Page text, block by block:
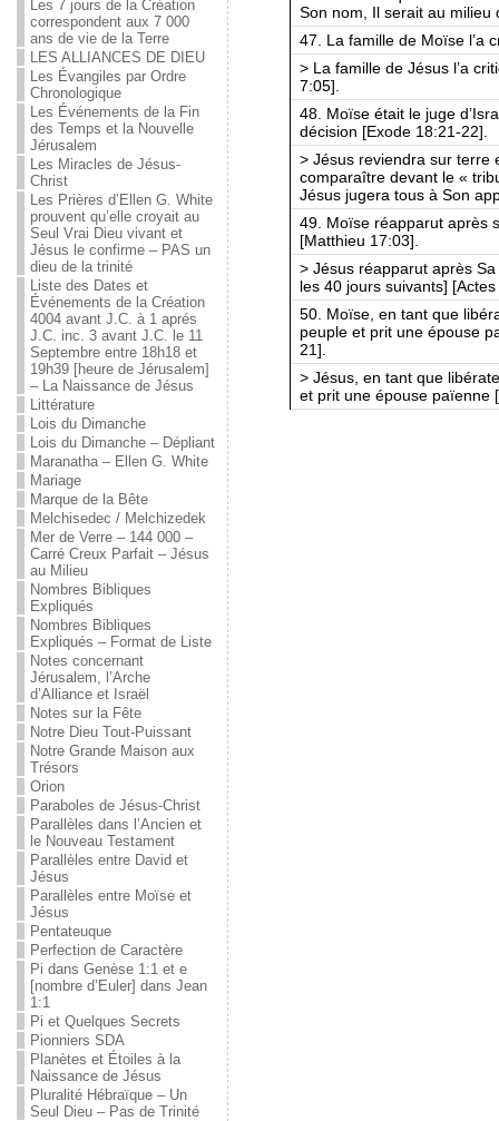
Les 7 jours de la Création
correspondent aux 7 000
ans de vie de la Terre
LES ALLIANCES DE DIEU
Les Évangiles par Ordre
Chronologique
Les Événements de la Fin
des Temps et la Nouvelle
Jérusalem
Les Miracles de Jésus-
Christ
Les Prières d’Ellen G. White
prouvent qu’elle croyait au
Seul Vrai Dieu vivant et
Jésus le confirme – PAS un
dieu de la trinité
Liste des Dates et
Événements de la Création
4004 avant J.C. à 1 aprés
J.C. inc. 3 avant J.C. le 11
Septembre entre 18h18 et
19h39 [heure de Jérusalem]
– La Naissance de Jésus
Littérature
Lois du Dimanche
Lois du Dimanche – Dépliant
Maranatha – Ellen G. White
Mariage
Marque de la Bête
Melchisedec / Melchizedek
Mer de Verre – 144 000 –
Carré Creux Parfait – Jésus
au Milieu
Nombres Bibliques
Expliqués
Nombres Bibliques
Expliqués – Format de Liste
Notes concernant
Jérusalem, l’Arche
d’Alliance et Israël
Notes sur la Fête
Notre Dieu Tout-Puissant
Notre Grande Maison aux
Trésors
Orion
Paraboles de Jésus-Christ
Parallèles dans l’Ancien et
le Nouveau Testament
Parallèles entre David et
Jésus
Parallèles entre Moïse et
Jésus
Pentateuque
Perfection de Caractère
Pi dans Genèse 1:1 et e
[nombre d’Euler] dans Jean
1:1
Pi et Quelques Secrets
Pionniers SDA
Planètes et Étoiles à la
Naissance de Jésus
Pluralité Hébraïque – Un
Seul Dieu – Pas de Trinité
Son nom, Il serait au milieu
47. La famille de Moïse l’a
> La famille de Jésus l’a
7:05].
48. Moïse était le juge
décision [Exode 18:21-22].
> Jésus reviendra sur terre
comparaître devant le «
Jésus jugera tous à Son
49. Moïse réapparut après
[Matthieu 17:03].
> Jésus réapparut après
les 40 jours suivants]
50. Moïse, en tant que
peuple et prit une épouse
21].
> Jésus, en tant que
et prit une épouse païenne